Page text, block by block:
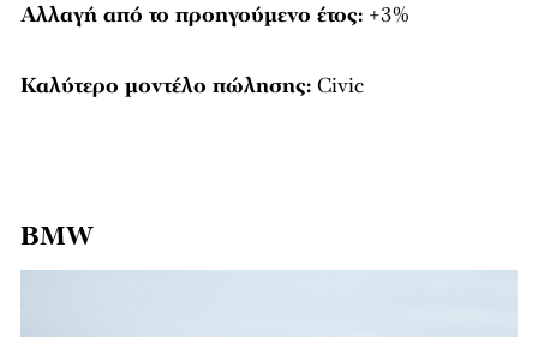
Αλλαγή από το προηγούμενο έτος: +3%
Καλύτερο μοντέλο πώλησης: Civic
BMW